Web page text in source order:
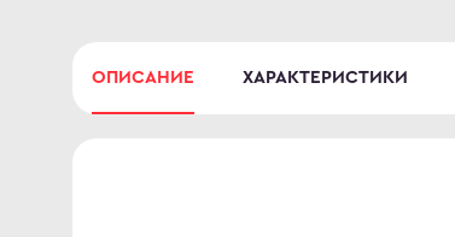
ОПИСАНИЕ ХАРАКТЕРИСТИКИ